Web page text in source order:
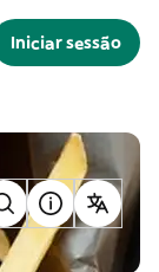
Iniciar sessão